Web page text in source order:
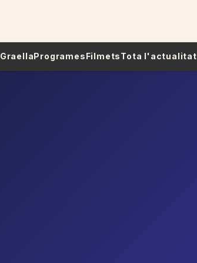
GraellaProgramesFilmetsTota l'actualitat